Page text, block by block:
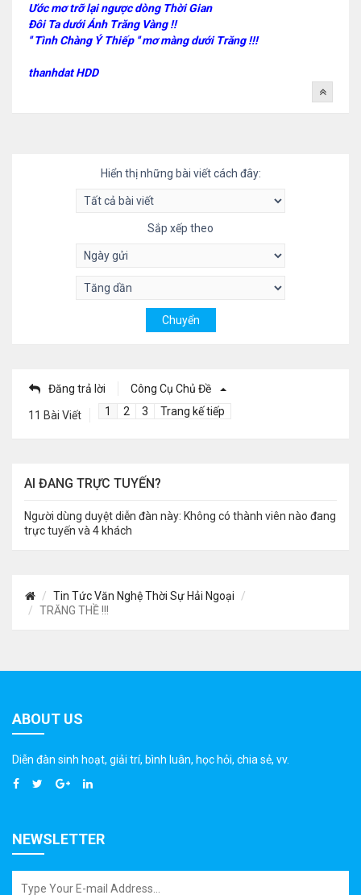
Ước mơ trỡ lại ngược dòng Thời Gian
Đôi Ta dưới Ánh Trăng Vàng !!
'' Tình Chàng Ý Thiếp '' mơ màng dưới Trăng !!!
thanhdat HDD
Hiển thị những bài viết cách đây:
Sắp xếp theo
Đăng trả lời Công Cụ Chủ Đề
11 Bài Viết 1 2 3 Trang kế tiếp
AI ĐANG TRỰC TUYẾN?
Người dùng duyệt diễn đàn này: Không có thành viên nào đang
trực tuyến và 4 khách
Tin Tức Văn Nghệ Thời Sự Hải Ngoại
TRĂNG THỀ !!!
ABOUT US
Diễn đàn sinh hoạt, giải trí, bình luân, học hỏi, chia sẻ, vv.
NEWSLETTER